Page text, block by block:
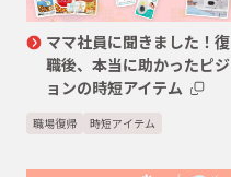
ママ社員に聞きました！復
職後、本当に助かったピジ
ョンの時短アイテム
職場復帰 時短アイテム